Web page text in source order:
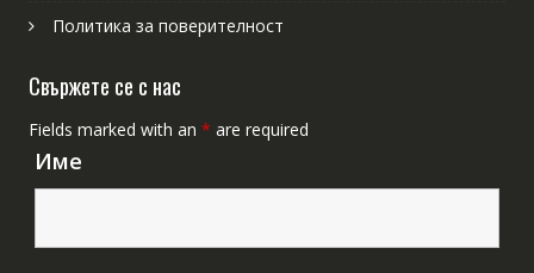
Политика за поверителност
Свържете се с нас
Fields marked with an * are required
Име